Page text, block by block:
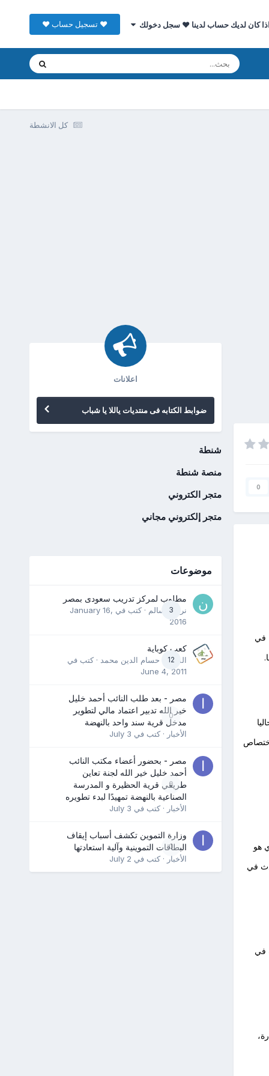
كان لديك حساب لدينا ♥ سجل دخولك ♥ تسجيل حساب ♥
كل الانشطة
0
في
هو
في
في
اعلانات
ضوابط الكتابه فى منتديات ياللا يا شباب
شنطة
منصة شنطة
متجر الكتروني
متجر إلكتروني مجاني
موضوعات
3
مطلوب لمركز تدريب سعودى بمصر
نرمين سالم · كتب في January 16,
2016
12
كعب كوباية
المدرب حسام الدين محمد · كتب في
June 4, 2011
0
مصر - بعد طلب النائب أحمد خليل
خير الله تدبير اعتماد مالي لتطوير
مدخل قرية سند واحد بالنهضة
الأخبار · كتب في July 3
0
مصر - بحضور أعضاء مكتب النائب
أحمد خليل خير الله لجنة تعاين
طريقي قرية الحظيرة و المدرسة
الصناعية بالنهضة تمهيدًا لبدء تطويره
الأخبار · كتب في July 3
0
وزارة التموين تكشف أسباب إيقاف
البطاقات التموينية وآلية استعادتها
الأخبار · كتب في July 2